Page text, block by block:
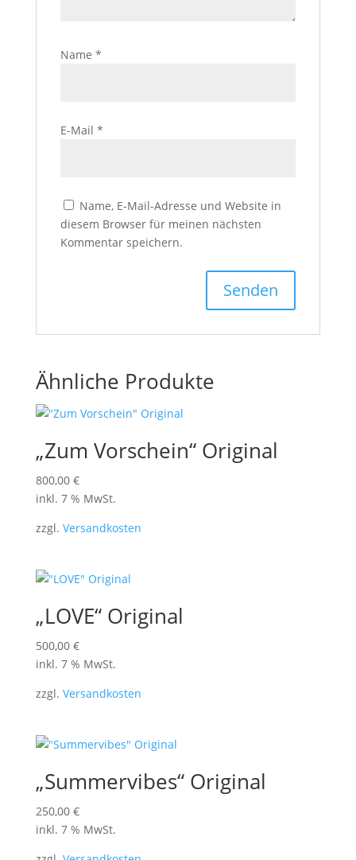
Name *
E-Mail *
Name, E-Mail-Adresse und Website in
diesem Browser für meinen nächsten
Kommentar speichern.
Ähnliche Produkte
„Zum Vorschein“ Original
800,00 €
inkl. 7 % MwSt.
zzgl. Versandkosten
„LOVE“ Original
500,00 €
inkl. 7 % MwSt.
zzgl. Versandkosten
„Summervibes“ Original
250,00 €
inkl. 7 % MwSt.